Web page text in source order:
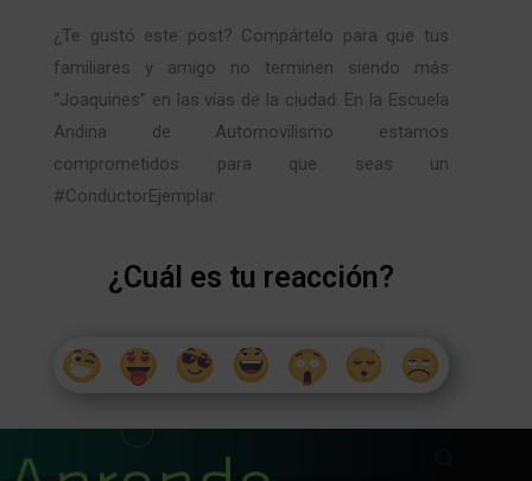
¿Te gustó este post? Compártelo para que tus
familiares y amigo no terminen siendo más
“Joaquines” en las vías de la ciudad. En la Escuela
Andina de Automovilismo estamos
comprometidos para que seas un
#ConductorEjemplar.
¿Cuál es tu reacción?